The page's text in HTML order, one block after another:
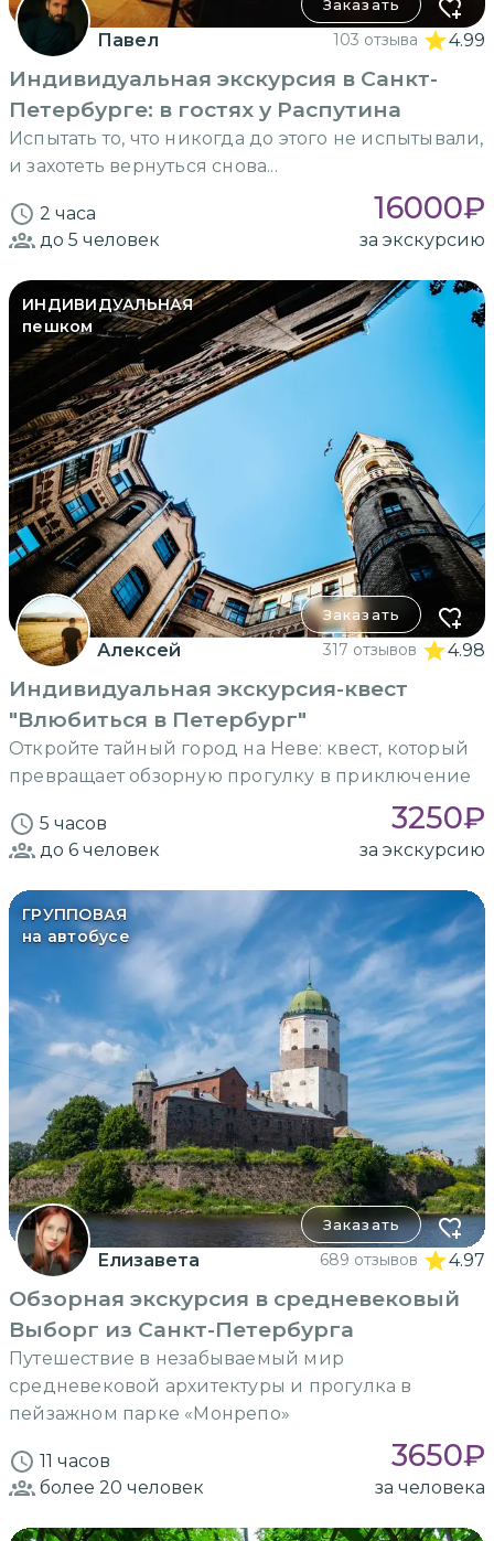
Заказать
Павел 103 отзыва 4.99
Индивидуальная экскурсия в Санкт-
Петербурге: в гостях у Распутина
Испытать то, что никогда до этого не испытывали,
и захотеть вернуться снова...
2 часа 16000₽
до 5 человек за экскурсию
ИНДИВИДУАЛЬНАЯ
пешком
Заказать
Алексей 317 отзывов 4.98
Индивидуальная экскурсия-квест
"Влюбиться в Петербург"
Откройте тайный город на Неве: квест, который
превращает обзорную прогулку в приключение
5 часов 3250₽
до 6 человек за экскурсию
ГРУППОВАЯ
на автобусе
Заказать
Елизавета 689 отзывов 4.97
Обзорная экскурсия в средневековый
Выборг из Санкт-Петербурга
Путешествие в незабываемый мир
средневековой архитектуры и прогулка в
пейзажном парке «Монрепо»
11 часов 3650₽
более 20 человек за человека